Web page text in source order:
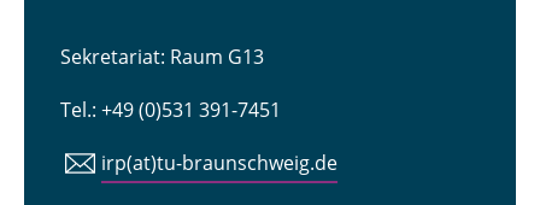
Sekretariat: Raum G13
Tel.: +49 (0)531 391-7451
irp(at)tu-braunschweig.de